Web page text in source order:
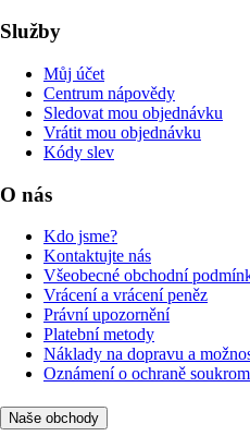
Služby
Můj účet
Centrum nápovědy
Sledovat mou objednávku
Vrátit mou objednávku
Kódy slev
O nás
Kdo jsme?
Kontaktujte nás
Všeobecné obchodní
Vrácení a vrácení peněz
Právní upozornění
Platební metody
Náklady na dopravu a
Oznámení o ochraně
Naše obchody